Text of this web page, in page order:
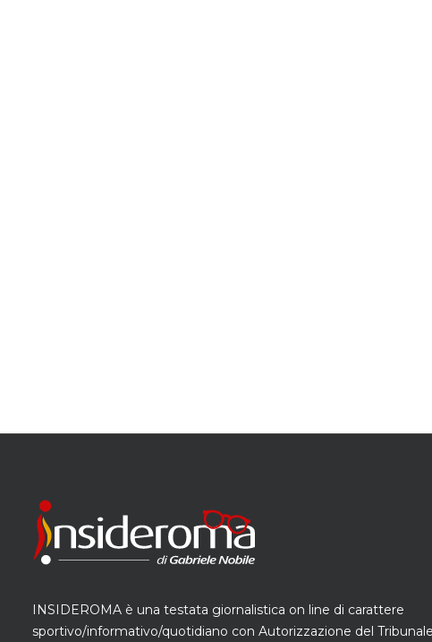
INSIDEROMA è una testata giornalistica on line di carattere
sportivo/informativo/quotidiano con Autorizzazione del